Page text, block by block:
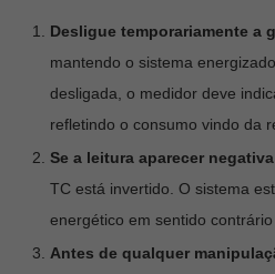
Desligue temporariamente a
mantendo o sistema
desligada, o medidor deve
refletindo o consumo vindo da
Se a leitura aparecer
TC está invertido. O sistema
energético em sentido
Antes de qualquer